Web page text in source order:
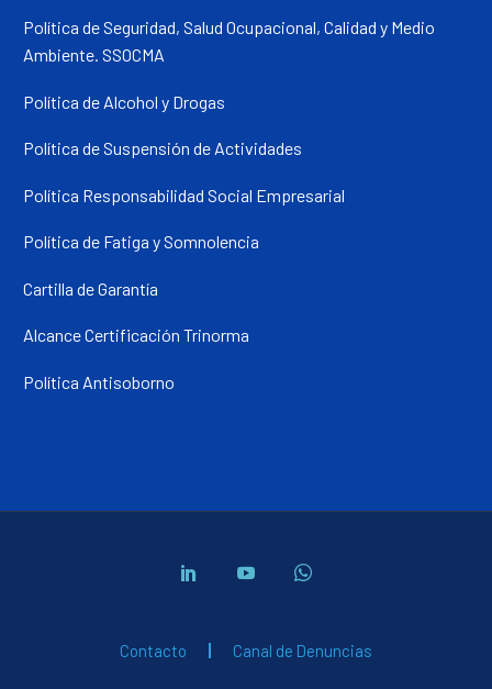
Política de Seguridad, Salud Ocupacional, Calidad y Medio
Ambiente. SSOCMA
Política de Alcohol y Drogas
Política de Suspensión de Actividades
Política Responsabilidad Social Empresarial
Política de Fatiga y Somnolencia
Cartilla de Garantía
Alcance Certificación Trinorma
Política Antisoborno
Contacto Canal de Denuncias